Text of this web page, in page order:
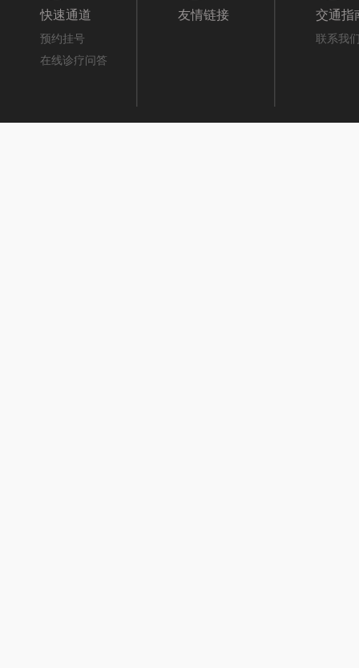
快速通道
预约挂号
在线诊疗问答
友情链接 交通指
联系我